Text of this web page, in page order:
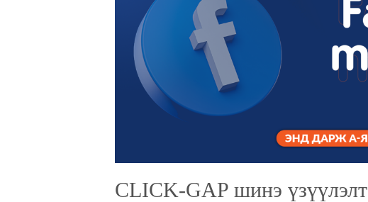
CLICK-GAP шинэ үзүүлэлт